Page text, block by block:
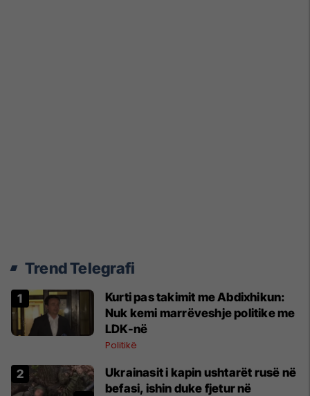
Trend Telegrafi
Kurti pas takimit me Abdixhikun:
Nuk kemi marrëveshje politike me
LDK-në
Politikë
Ukrainasit i kapin ushtarët rusë në
befasi, ishin duke fjetur në